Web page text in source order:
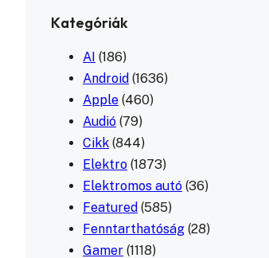
Kategóriák
AI (186)
Android (1636)
Apple (460)
Audió (79)
Cikk (844)
Elektro (1873)
Elektromos autó (36)
Featured (585)
Fenntarthatóság (28)
Gamer (1118)